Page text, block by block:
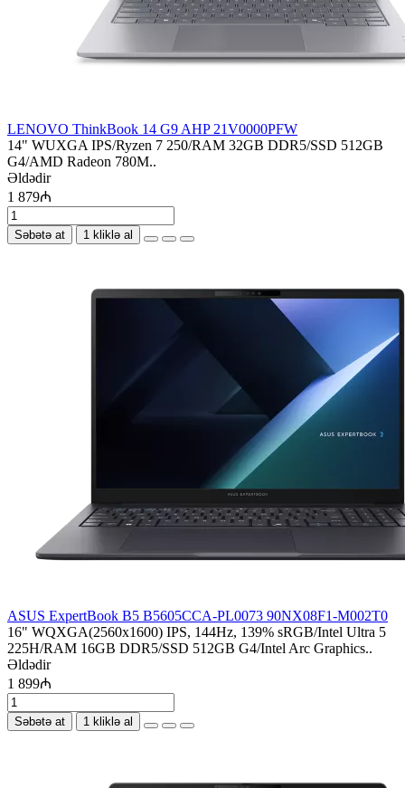
LENOVO ThinkBook 14 G9 AHP 21V0000PFW
14" WUXGA IPS/Ryzen 7 250/RAM 32GB DDR5/SSD 512GB
G4/AMD Radeon 780M..
Əldədir
1 879₼
Səbətə at 1 kliklə al
ASUS ExpertBook B5 B5605CCA-PL0073 90NX08F1-M002T0
16" WQXGA(2560x1600) IPS, 144Hz, 139% sRGB/Intel Ultra 5
225H/RAM 16GB DDR5/SSD 512GB G4/Intel Arc Graphics..
Əldədir
1 899₼
Səbətə at 1 kliklə al